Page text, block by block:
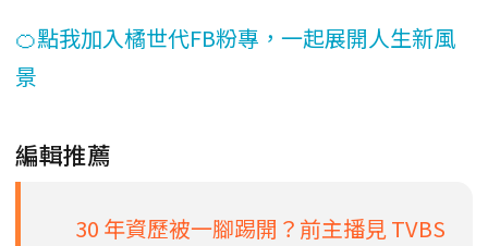
🍊點我加入橘世代FB粉專，一起展開人生新風
景
編輯推薦
30 年資歷被一腳踢開？前主播見 TVBS